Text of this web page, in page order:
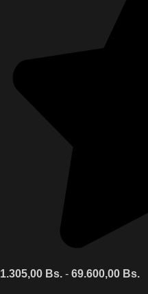
1.305,00 Bs. - 69.600,00 Bs.